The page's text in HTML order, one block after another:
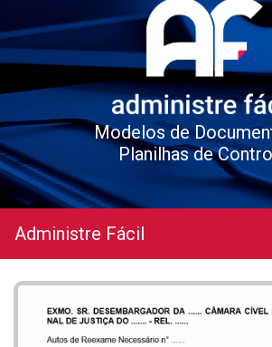
Modelos de
Planilhas de
Administre Fácil